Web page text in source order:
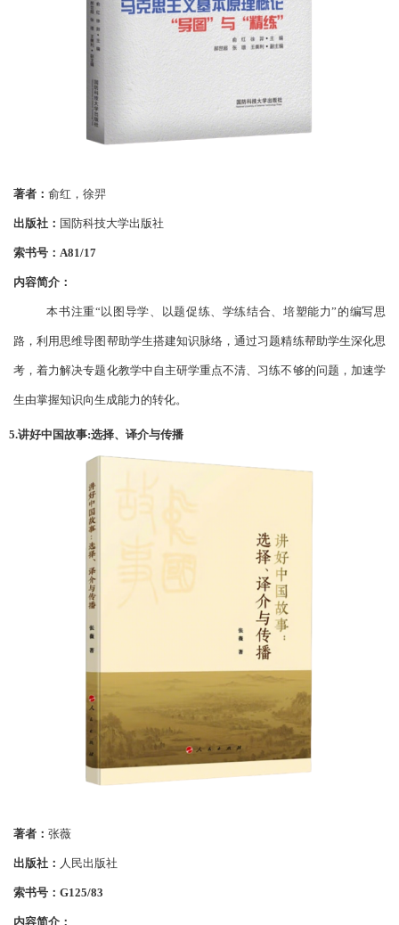
著者： 俞红，徐羿
出版社： 国防科技大学出版社
索书号： A81/17
内容简介：
本书注重“以图导学、以题促练、学练结合、培塑能力”的编写思
路，利用思维导图帮助学生搭建知识脉络，通过习题精练帮助学生深化思
考，着力解决专题化教学中自主研学重点不清、习练不够的问题，加速学
生由掌握知识向生成能力的转化。
5.讲好中国故事:选择、译介与传播
著者： 张薇
出版社： 人民出版社
索书号： G125/83
内容简介：